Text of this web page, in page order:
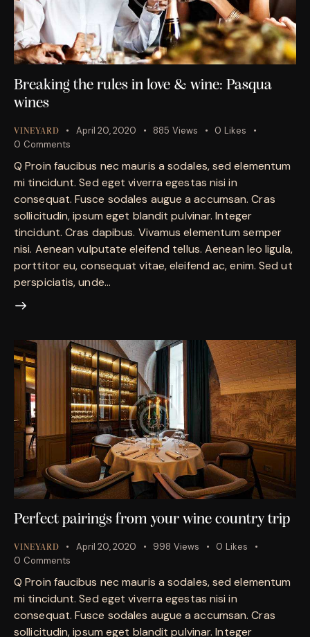
Breaking the rules in love & wine: Pasqua
wines
VINEYARD April 20, 2020 885 Views 0 Likes
0 Comments
Q Proin faucibus nec mauris a sodales, sed elementum
mi tincidunt. Sed eget viverra egestas nisi in
consequat. Fusce sodales augue a accumsan. Cras
sollicitudin, ipsum eget blandit pulvinar. Integer
tincidunt. Cras dapibus. Vivamus elementum semper
nisi. Aenean vulputate eleifend tellus. Aenean leo ligula,
porttitor eu, consequat vitae, eleifend ac, enim. Sed ut
perspiciatis, unde…
Perfect pairings from your wine country trip
VINEYARD April 20, 2020 998 Views 0 Likes
0 Comments
Q Proin faucibus nec mauris a sodales, sed elementum
mi tincidunt. Sed eget viverra egestas nisi in
consequat. Fusce sodales augue a accumsan. Cras
sollicitudin, ipsum eget blandit pulvinar. Integer